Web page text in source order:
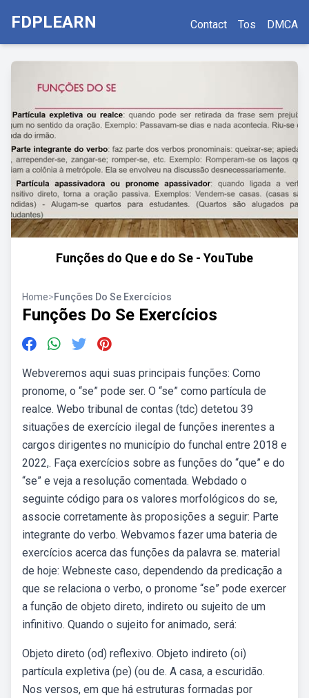
FDPLEARN Contact Tos DMCA
Funções do Que e do Se - YouTube
Home>Funções Do Se Exercícios
Funções Do Se Exercícios
Webveremos aqui suas principais funções: Como
pronome, o “se” pode ser. O “se” como partícula de
realce. Webo tribunal de contas (tdc) detetou 39
situações de exercício ilegal de funções inerentes a
cargos dirigentes no município do funchal entre 2018 e
2022,. Faça exercícios sobre as funções do “que” e do
“se” e veja a resolução comentada. Webdado o
seguinte código para os valores morfológicos do se,
associe corretamente às proposições a seguir: Parte
integrante do verbo. Webvamos fazer uma bateria de
exercícios acerca das funções da palavra se. material
de hoje: Webneste caso, dependendo da predicação a
que se relaciona o verbo, o pronome “se” pode exercer
a função de objeto direto, indireto ou sujeito de um
infinitivo. Quando o sujeito for animado, será:
Objeto direto (od) reflexivo. Objeto indireto (oi)
partícula expletiva (pe) (ou de. A casa, a escuridão.
Nos versos, em que há estruturas formadas por